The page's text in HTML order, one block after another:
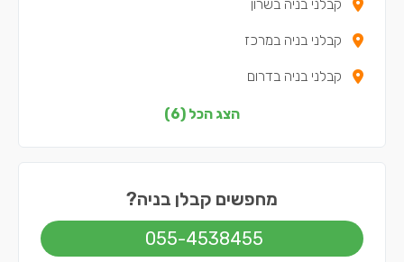
קבלני בניה בשרון
קבלני בניה במרכז
קבלני בניה בדרום
קבלני בניה בצפון
הצג הכל (6)
מחפשים קבלן בניה?
055-4538455